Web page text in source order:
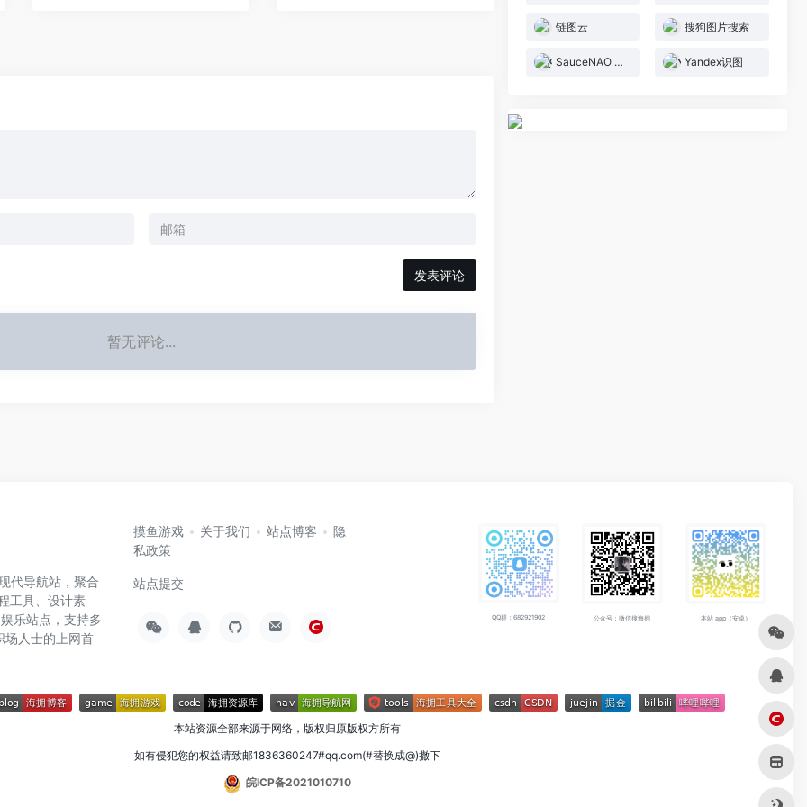
发表评论
暂无评论...
链图云 搜狗图片搜索
SauceNAO 反向图像搜索 Yandex识图
代导航站，聚合
工具、设计素
乐站点，支持多
场人士的上网首
摸鱼游戏 关于我们 站点博客
隐
私政策
站点提交
QQ群：682921902 公众号：微信搜海拥 本站 app（安卓）
本站资源全部来源于网络，版权归原版权方所有
如有侵犯您的权益请致邮1836360247#qq.com(#替换成@)撤下
皖ICP备2021010710